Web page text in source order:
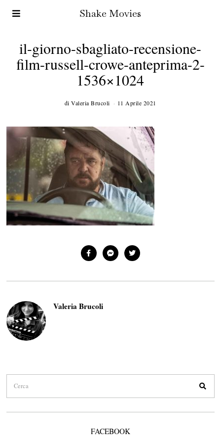
Shake Movies
il-giorno-sbagliato-recensione-
film-russell-crowe-anteprima-2-
1536×1024
diValeria Brucoli 11 Aprile 2021
Valeria Brucoli
FACEBOOK